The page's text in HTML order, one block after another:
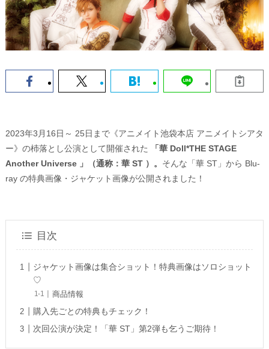
2023年3月16日～ 25日まで《アニメイト池袋本店 アニメイトシアタ
ー》の杮落とし公演として開催された
「華 Doll*THE STAGE
Another Universe 」（通称：華 ST ）。 そんな「華 ST」から Blu-
ray の特典画像・ジャケット画像が公開されました！
目次
ジャケット画像は集合ショット！特典画像はソロショット
♡
商品情報
購入先ごとの特典もチェック！
次回公演が決定！「華 ST」第2弾も乞うご期待！